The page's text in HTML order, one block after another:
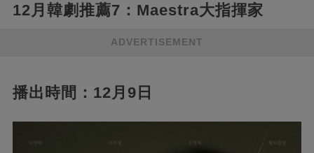
12月韓劇推薦7：Maestra大指揮家
ADVERTISEMENT
播出時間：12月9日